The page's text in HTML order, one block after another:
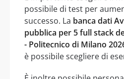
possibile di test per
successo. La banca dati
pubblica per 5 full stack
- Politecnico di Milano
è possibile scegliere di